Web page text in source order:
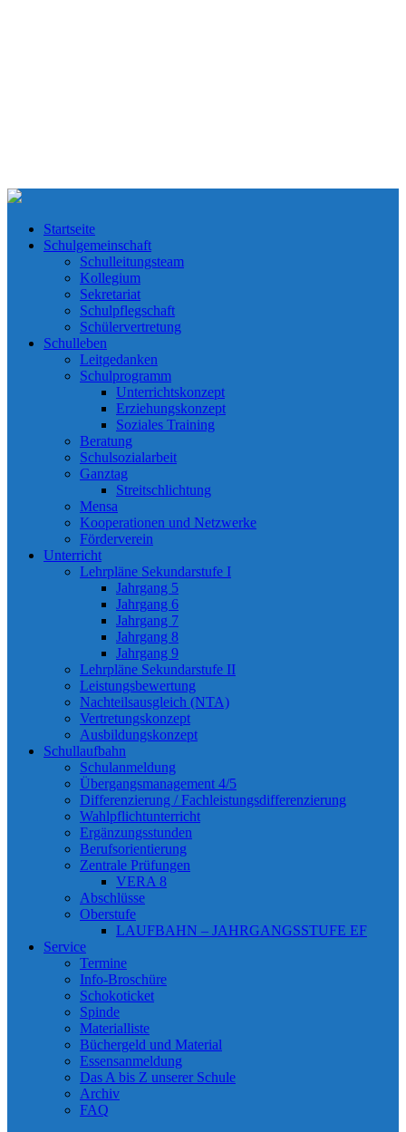
Startseite
Schulgemeinschaft
Schulleitungsteam
Kollegium
Sekretariat
Schulpflegschaft
Schülervertretung
Schulleben
Leitgedanken
Schulprogramm
Unterrichtskonzept
Erziehungskonzept
Soziales Training
Beratung
Schulsozialarbeit
Ganztag
Streitschlichtung
Mensa
Kooperationen und Netzwerke
Förderverein
Unterricht
Lehrpläne Sekundarstufe I
Jahrgang 5
Jahrgang 6
Jahrgang 7
Jahrgang 8
Jahrgang 9
Lehrpläne Sekundarstufe II
Leistungsbewertung
Nachteilsausgleich (NTA)
Vertretungskonzept
Ausbildungskonzept
Schullaufbahn
Schulanmeldung
Übergangsmanagement 4/5
Differenzierung / Fachleistungsdifferenzierung
Wahlpflichtunterricht
Ergänzungsstunden
Berufsorientierung
Zentrale Prüfungen
VERA 8
Abschlüsse
Oberstufe
LAUFBAHN – JAHRGANGSSTUFE EF
Service
Termine
Info-Broschüre
Schokoticket
Spinde
Materialliste
Büchergeld und Material
Essensanmeldung
Das A bis Z unserer Schule
Archiv
FAQ